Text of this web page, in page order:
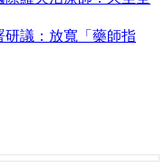
研議：放寬「藥師指